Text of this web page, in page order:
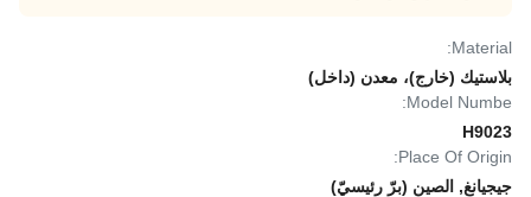
Material:
بلاستيك (خارج)، معدن (داخل)
Model Numbe:
H9023
Place Of Origin:
جيجيانغ, الصين (برّ رئيسيّ)